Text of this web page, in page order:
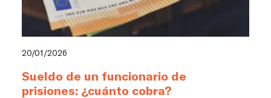
20/01/2026
Sueldo de un funcionario de
prisiones: ¿cuánto cobra?